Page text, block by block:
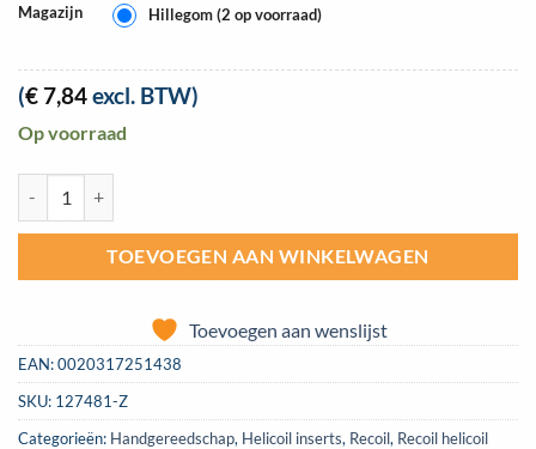
Magazijn Hillegom (2 op voorraad)
(€7,84excl. BTW)
Op voorraad
TOEVOEGEN AAN WINKELWAGEN
Toevoegen aan wenslijst
EAN:0020317251438
SKU: 127481-Z
Categorieën: Handgereedschap, Helicoil inserts, Recoil, Recoil helicoil